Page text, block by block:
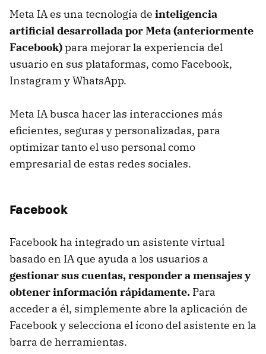
Meta IA es una tecnología de inteligencia
artificial desarrollada por Meta (anteriormente
Facebook)para mejorar la experiencia del
usuario en sus plataformas, como Facebook,
Instagram y WhatsApp.
Meta IA busca hacer las interacciones más
eficientes, seguras y personalizadas, para
optimizar tanto el uso personal como
empresarial de estas redes sociales.
Facebook
Facebook ha integrado un asistente virtual
basado en IA que ayuda a los usuarios a
gestionar sus cuentas, responder a mensajes y
obtener información rápidamente. Para
acceder a él, simplemente abre la aplicación de
Facebook y selecciona el ícono del asistente en la
barra de herramientas.